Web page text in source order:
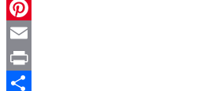
WhatsApp
Pinterest
Email
Print